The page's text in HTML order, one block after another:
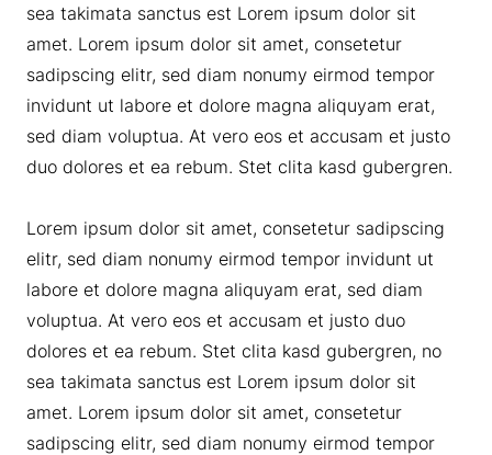
sea takimata sanctus est Lorem ipsum dolor sit
amet. Lorem ipsum dolor sit amet, consetetur
sadipscing elitr, sed diam nonumy eirmod tempor
invidunt ut labore et dolore magna aliquyam erat,
sed diam voluptua. At vero eos et accusam et justo
duo dolores et ea rebum. Stet clita kasd gubergren.
Lorem ipsum dolor sit amet, consetetur sadipscing
elitr, sed diam nonumy eirmod tempor invidunt ut
labore et dolore magna aliquyam erat, sed diam
voluptua. At vero eos et accusam et justo duo
dolores et ea rebum. Stet clita kasd gubergren, no
sea takimata sanctus est Lorem ipsum dolor sit
amet. Lorem ipsum dolor sit amet, consetetur
sadipscing elitr, sed diam nonumy eirmod tempor